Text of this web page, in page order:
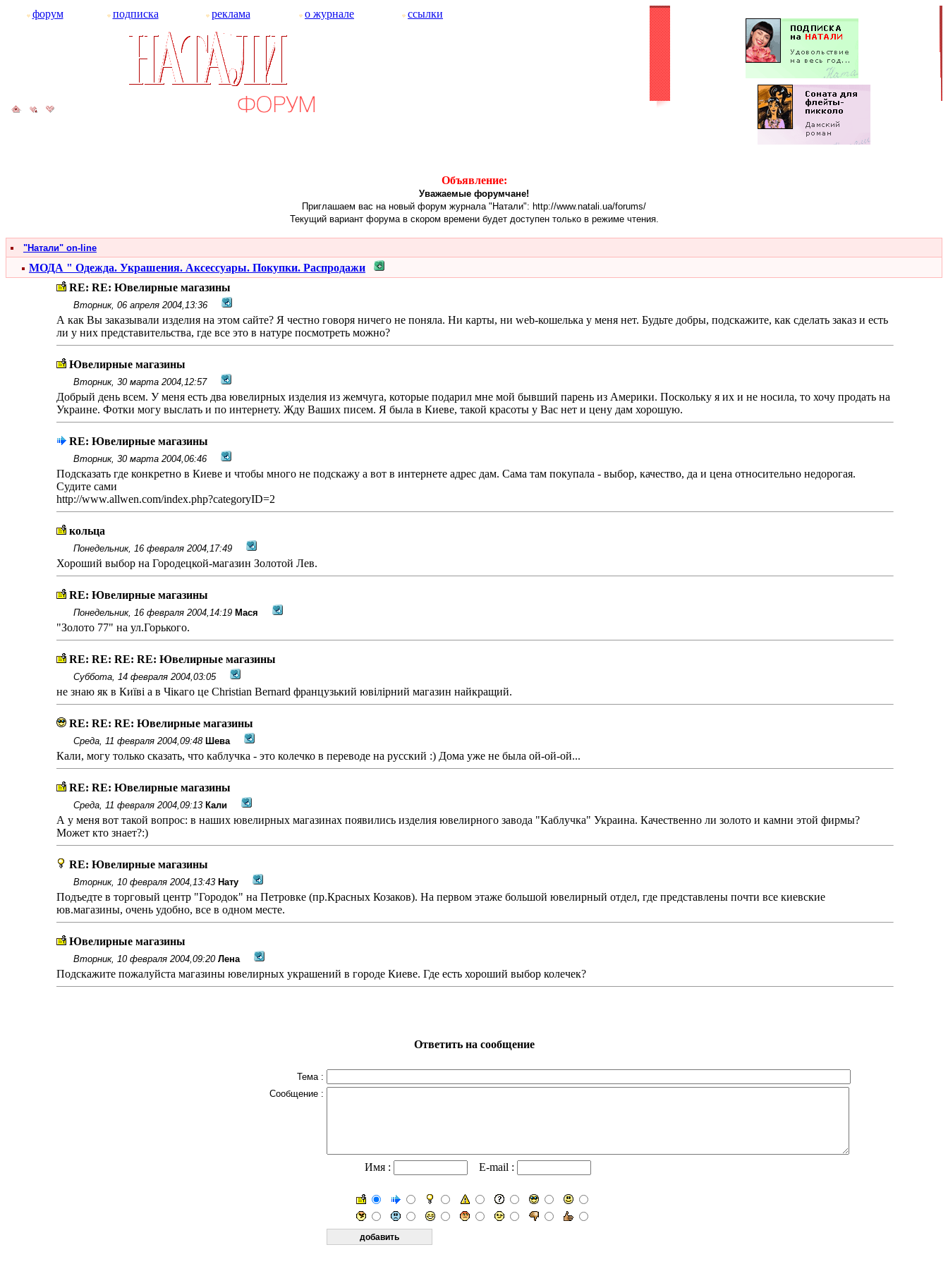
форум подписка реклама о журнале ссылки
Объявление:
Уважаемые форумчане!
Приглашаем вас на новый форум журнала "Натали": http://www.natali.ua/forums/
Текущий вариант форума в скором времени будет доступен только в режиме чтения.
"Натали" on-line
МОДА " Одежда. Украшения. Аксессуары. Покупки. Распродажи
RE: RE: Ювелирные магазины
Вторник, 06 апреля 2004,13:36
А как Вы заказывали изделия на этом сайте? Я честно говоря ничего не поняла. Ни карты, ни web-кошелька у меня нет. Будьте добры, подскажите, как сделать заказ и есть
ли у них представительства, где все это в натуре посмотреть можно?
Ювелирные магазины
Вторник, 30 марта 2004,12:57
Добрый день всем. У меня есть два ювелирных изделия из жемчуга, которые подарил мне мой бывший парень из Америки. Поскольку я их и не носила, то хочу продать на
Украине. Фотки могу выслать и по интернету. Жду Ваших писем. Я была в Киеве, такой красоты у Вас нет и цену дам хорошую.
RE: Ювелирные магазины
Вторник, 30 марта 2004,06:46
Подсказать где конкретно в Киеве и чтобы много не подскажу а вот в интернете адрес дам. Сама там покупала - выбор, качество, да и цена относительно недорогая.
Судите сами
http://www.allwen.com/index.php?categoryID=2
кольца
Понедельник, 16 февраля 2004,17:49
Хороший выбор на Городецкой-магазин Золотой Лев.
RE: Ювелирные магазины
Понедельник, 16 февраля 2004,14:19 Мася
"Золото 77" на ул.Горького.
RE: RE: RE: RE: Ювелирные магазины
Суббота, 14 февраля 2004,03:05
не знаю як в Київі а в Чікаго це Christian Bernard французький ювілірний магазин найкращий.
RE: RE: RE: Ювелирные магазины
Среда, 11 февраля 2004,09:48 Шева
Кали, могу только сказать, что каблучка - это колечко в переводе на русский :) Дома уже не была ой-ой-ой...
RE: RE: Ювелирные магазины
Среда, 11 февраля 2004,09:13 Кали
А у меня вот такой вопрос: в наших ювелирных магазинах появились изделия ювелирного завода "Каблучка" Украина. Качественно ли золото и камни этой фирмы?
Может кто знает?:)
RE: Ювелирные магазины
Вторник, 10 февраля 2004,13:43 Нату
Подъедте в торговый центр "Городок" на Петровке (пр.Красных Козаков). На первом этаже большой ювелирный отдел, где представлены почти все киевские
юв.магазины, очень удобно, все в одном месте.
Ювелирные магазины
Вторник, 10 февраля 2004,09:20 Лена
Подскажите пожалуйста магазины ювелирных украшений в городе Киеве. Где есть хороший выбор колечек?
Ответить на сообщение
Тема :
Сообщение :
Имя : E-mail :